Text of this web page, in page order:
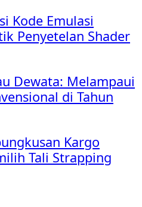
Kode Emulasi
Penyetelan Shader
Dewata: Melampaui
di Tahun
Kargo
Tali Strapping